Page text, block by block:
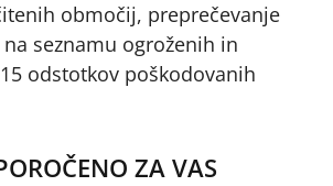
območij, preprečevanje
seznamu ogroženih in
odstotkov poškodovanih
ZA VAS